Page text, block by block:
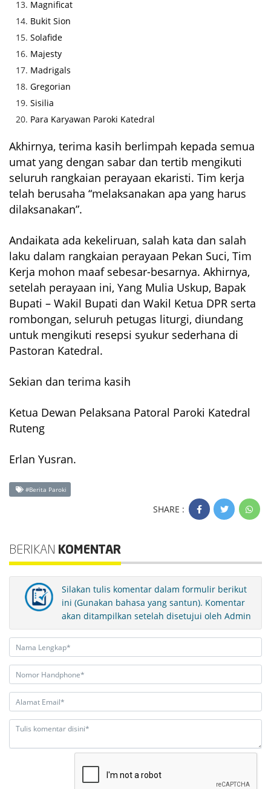
Magnificat
Bukit Sion
Solafide
Majesty
Madrigals
Gregorian
Sisilia
Para Karyawan Paroki Katedral
Akhirnya, terima kasih berlimpah kepada semua
umat yang dengan sabar dan tertib mengikuti
seluruh rangkaian perayaan ekaristi. Tim kerja
telah berusaha “melaksanakan apa yang harus
dilaksanakan”.
Andaikata ada kekeliruan, salah kata dan salah
laku dalam rangkaian perayaan Pekan Suci, Tim
Kerja mohon maaf sebesar-besarnya. Akhirnya,
setelah perayaan ini, Yang Mulia Uskup, Bapak
Bupati – Wakil Bupati dan Wakil Ketua DPR serta
rombongan, seluruh petugas liturgi, diundang
untuk mengikuti resepsi syukur sederhana di
Pastoran Katedral.
Sekian dan terima kasih
Ketua Dewan Pelaksana Patoral Paroki Katedral
Ruteng
Erlan Yusran.
#Berita Paroki
SHARE :
BERIKAN KOMENTAR
Silakan tulis komentar dalam formulir berikut
ini (Gunakan bahasa yang santun). Komentar
akan ditampilkan setelah disetujui oleh Admin